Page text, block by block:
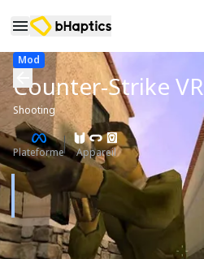
Mod
Counter-Strike VR
Shooting
Plateforme Appareil